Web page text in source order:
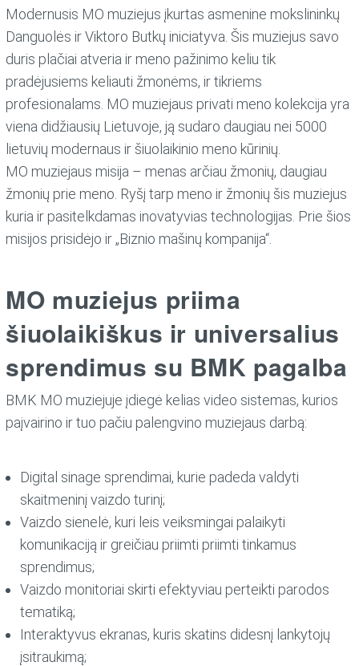
Modernusis MO muziejus įkurtas asmenine mokslininkų
Danguolės ir Viktoro Butkų iniciatyva. Šis muziejus savo
duris plačiai atveria ir meno pažinimo keliu tik
pradėjusiems keliauti žmonėms, ir tikriems
profesionalams. MO muziejaus privati meno kolekcija yra
viena didžiausių Lietuvoje, ją sudaro daugiau nei 5000
lietuvių modernaus ir šiuolaikinio meno kūrinių.
MO muziejaus misija – menas arčiau žmonių, daugiau
žmonių prie meno. Ryšį tarp meno ir žmonių šis muziejus
kuria ir pasitelkdamas inovatyvias technologijas. Prie šios
misijos prisidėjo ir „Biznio mašinų kompanija“.
MO muziejus priima
šiuolaikiškus ir universalius
sprendimus su BMK pagalba
BMK MO muziejuje įdiegė kelias video sistemas, kurios
paįvairino ir tuo pačiu palengvino muziejaus darbą:
Digital sinage sprendimai, kurie padeda valdyti
skaitmeninį vaizdo turinį;
Vaizdo sienelė, kuri leis veiksmingai palaikyti
komunikaciją ir greičiau priimti priimti tinkamus
sprendimus;
Vaizdo monitoriai skirti efektyviau perteikti parodos
tematiką;
Interaktyvus ekranas, kuris skatins didesnį lankytojų
įsitraukimą;